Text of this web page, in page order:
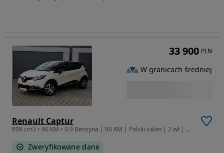
Renault Captur
898 cm3 • 90 KM • 0.9 Benzyna | 90 KM | Polski salon | 2 wł | Klimatyzacja | Czujniki
Zweryfikowane dane
33 900 PLN
W granicach średniej